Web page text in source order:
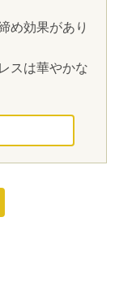
め効果があり
スは華やかな